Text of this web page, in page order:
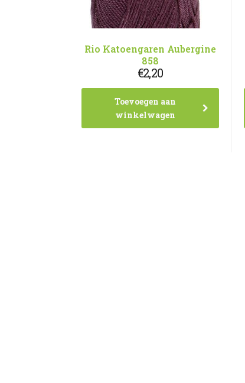
Rio Katoengaren Aubergine
858
€2,20
Toevoegen aan
winkelwagen